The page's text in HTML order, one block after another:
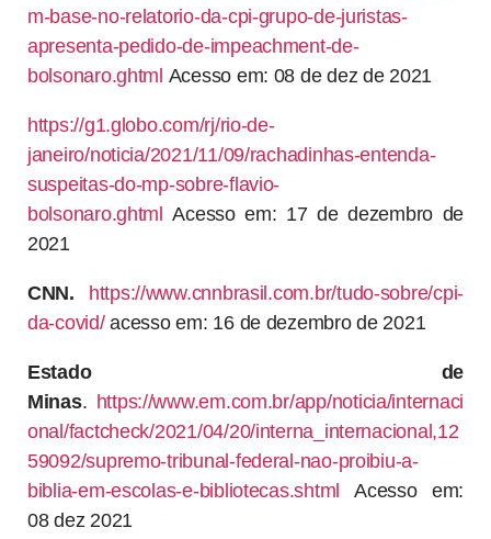
m-base-no-relatorio-da-cpi-grupo-de-juristas-
apresenta-pedido-de-impeachment-de-
bolsonaro.ghtml Acesso em: 08 de dez de 2021
https://g1.globo.com/rj/rio-de-
janeiro/noticia/2021/11/09/rachadinhas-entenda-
suspeitas-do-mp-sobre-flavio-
bolsonaro.ghtml
Acesso em: 17 de dezembro de
2021
CNN.
https://www.cnnbrasil.com.br/tudo-sobre/cpi-
da-covid/acesso em: 16 de dezembro de 2021
Estado de
Minas. https://www.em.com.br/app/noticia/internaci
onal/factcheck/2021/04/20/interna_internacional,12
59092/supremo-tribunal-federal-nao-proibiu-a-
biblia-em-escolas-e-bibliotecas.shtml
Acesso em:
08 dez 2021